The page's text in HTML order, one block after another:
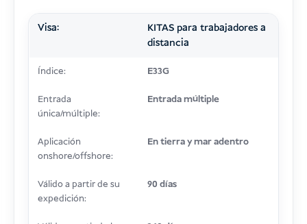
Visa:
KITAS para trabajadores a
distancia
Índice: E33G
Entrada
única/múltiple:
Entrada múltiple
Aplicación
onshore/offshore:
En tierra y mar adentro
Válido a partir de su
expedición:
90 días